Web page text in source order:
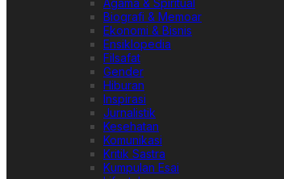
Agama & Spiritual
Biografi & Memoar
Ekonomi & Bisnis
Ensiklopedia
Filsafat
Gender
Hiburan
Inspirasi
Jurnalistik
Kesehatan
Komunikasi
Kritik Sastra
Kumpulan Esai